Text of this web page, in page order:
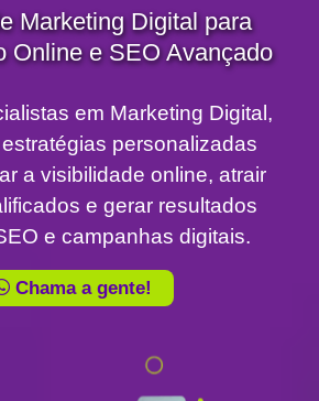
Marketing Digital para
Online e SEO Avançado
em Marketing Digital,
personalizadas
a visibilidade online, atrair
e gerar resultados
e campanhas digitais.
Chama a gente!